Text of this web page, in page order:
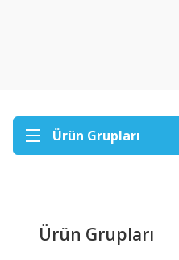
Ürün Grupları
Ürün Grupları